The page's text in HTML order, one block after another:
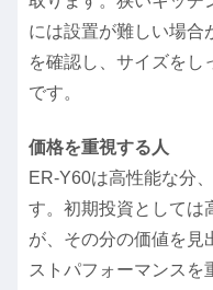
には設置が難しい場合
を確認し、サイズをし
です。
価格を重視する人
ER-Y60は高性能な分
す。初期投資としては
が、その分の価値を見
ストパフォーマンスを